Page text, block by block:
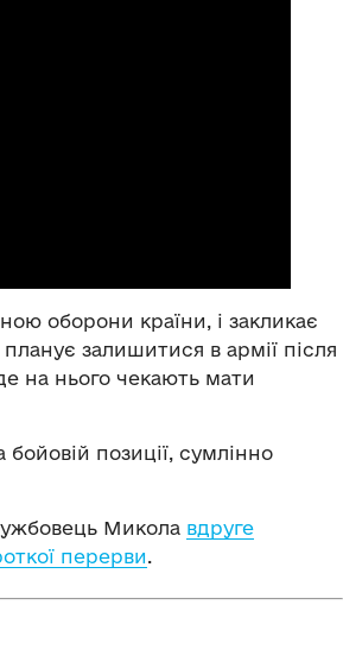
оборони країни, і закликає
залишитися в армії після
на нього чекають мати
позиції, сумлінно
Микола вдруге
перерви.